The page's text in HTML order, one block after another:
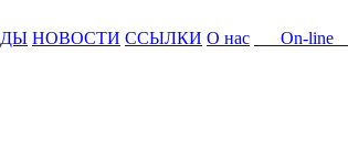
НОВОСТИ ССЫЛКИ О нас On-line